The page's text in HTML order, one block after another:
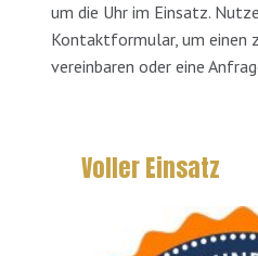
um die Uhr im Einsatz.
Kontaktformular, um einen
vereinbaren oder eine
Voller Einsatz